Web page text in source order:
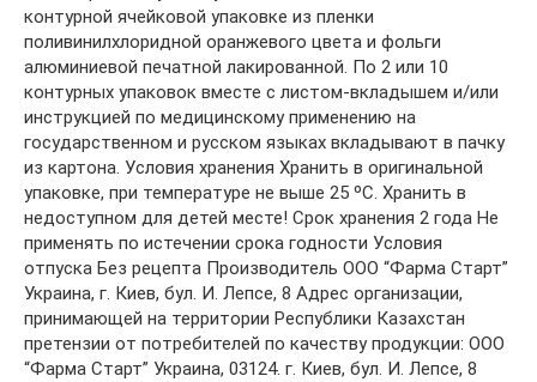
контурной ячейковой упаковке из пленки
поливинилхлоридной оранжевого цвета и фольги
алюминиевой печатной лакированной. По 2 или 10
контурных упаковок вместе с листом-вкладышем и/или
инструкцией по медицинскому применению на
государственном и русском языках вкладывают в пачку
из картона. Условия хранения Хранить в оригинальной
упаковке, при температуре не выше 25 ºС. Хранить в
недоступном для детей месте! Срок хранения 2 года Не
применять по истечении срока годности Условия
отпуска Без рецепта Производитель ООО “Фарма Старт”
Украина, г. Киев, бул. И. Лепсе, 8 Адрес организации,
принимающей на территории Республики Казахстан
претензии от потребителей по качеству продукции: ООО
“Фарма Старт” Украина, 03124. г. Киев, бул. И. Лепсе, 8